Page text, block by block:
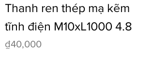
Thanh ren thép mạ kẽm
tĩnh điện M10xL1000 4.8
Price
₫40,000